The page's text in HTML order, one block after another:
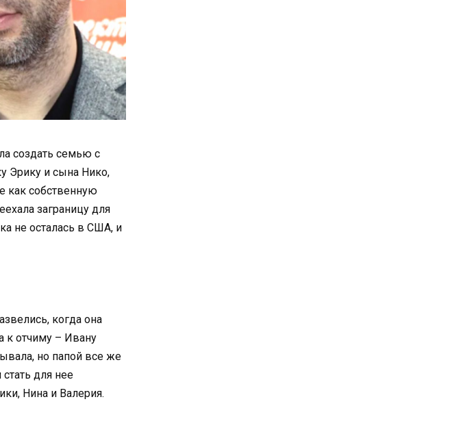
создать семью с
Эрику и сына Нико,
как собственную
заграницу для
не осталась в США, и
когда она
к отчиму – Ивану
но папой все же
для нее
Нина и Валерия.